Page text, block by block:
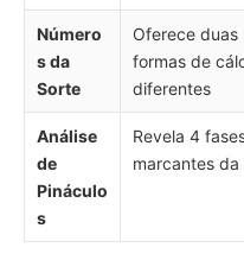
Número
s da
Sorte
Oferece duas
formas de
diferentes
Análise
de
Pináculo
s
Revela 4
marcantes da